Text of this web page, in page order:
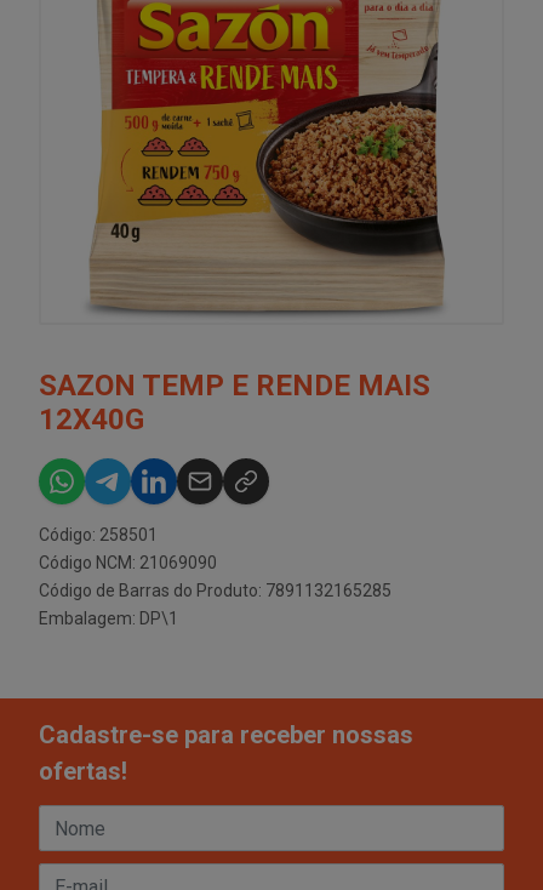
SAZON TEMP E RENDE MAIS
12X40G
Código: 258501
Código NCM: 21069090
Código de Barras do Produto: 7891132165285
Embalagem: DP\1
Cadastre-se para receber nossas
ofertas!